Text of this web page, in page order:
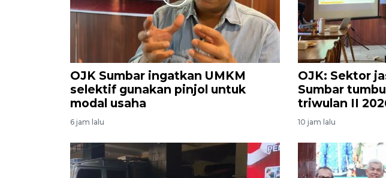
OJK Sumbar ingatkan UMKM
selektif gunakan pinjol untuk
modal usaha
6 jam lalu
OJK: Sektor
Sumbar
triwulan II
10 jam lalu